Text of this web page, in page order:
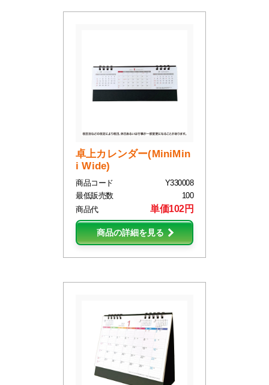
卓上カレンダー(MiniMin
i Wide)
商品コード
Y330008
最低販売数
100
商品代
単価102円
商品の詳細を見る